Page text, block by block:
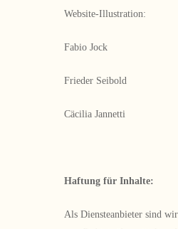
Website-Illustration:
Fabio Jock
Frieder Seibold
Cäcilia Jannetti
Haftung für Inhalte:
Als Diensteanbieter sind